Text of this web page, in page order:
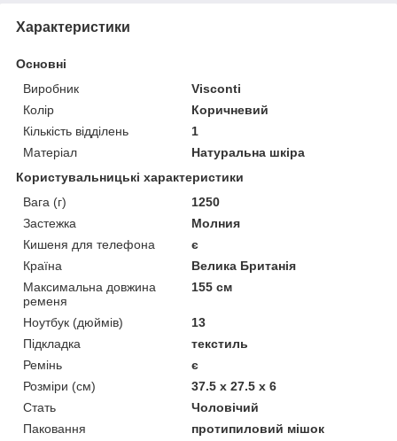
Характеристики
Основні
Виробник
Visconti
Колір
Коричневий
Кількість відділень
1
Матеріал
Натуральна шкіра
Користувальницькі характеристики
Вага (г)
1250
Застежка
Молния
Кишеня для телефона
є
Країна
Велика Британія
Максимальна довжина
ременя
155 см
Ноутбук (дюймів)
13
Підкладка
текстиль
Ремінь
є
Розміри (см)
37.5 x 27.5 x 6
Стать
Чоловічий
Паковання
протипиловий мішок